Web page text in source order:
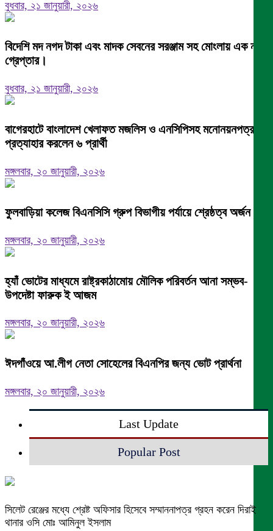
বুধবার, ২১ জানুয়ারী, ২০২৬
বিদেশি মদ নগদ টাকা এবং মাদক সেবনের সরঞ্জাম সহ মোংলায় এক নারী
গ্রেপ্তার।
বুধবার, ২১ জানুয়ারী, ২০২৬
বাগেরহাটে বাংলাদেশ খেলাফত মজলিস ও এনসিপিসহ মনোনয়নপত্র
প্রত্যাহার করলেন ৬ প্রার্থী
মঙ্গলবার, ২০ জানুয়ারী, ২০২৬
ফুলবাড়িয়া কলেজ বিএনসিসি গ্রুপ বিভাগীয় পর্যায়ে শ্রেষ্ঠত্ব অর্জন।
মঙ্গলবার, ২০ জানুয়ারী, ২০২৬
হ্যাঁ ভোটের মাধ্যমে রাষ্ট্রকাঠামোয় মৌলিক পরিবর্তন আনা সম্ভব-
উপদেষ্টা ফারুক ই আজম
মঙ্গলবার, ২০ জানুয়ারী, ২০২৬
ঈদগাঁওয়ে আ.লীগ নেতা সোহেলের বিএনপির জন্য ভোট প্রার্থনা
মঙ্গলবার, ২০ জানুয়ারী, ২০২৬
Last Update
Popular Post
সিলেট রেঞ্জের মধ্যে শ্রেষ্ট অফিসার হিসেবে সম্মাননাপত্র গ্রহন করেন দিরাই
থানার ওসি মোঃ আমিনুল ইসলাম